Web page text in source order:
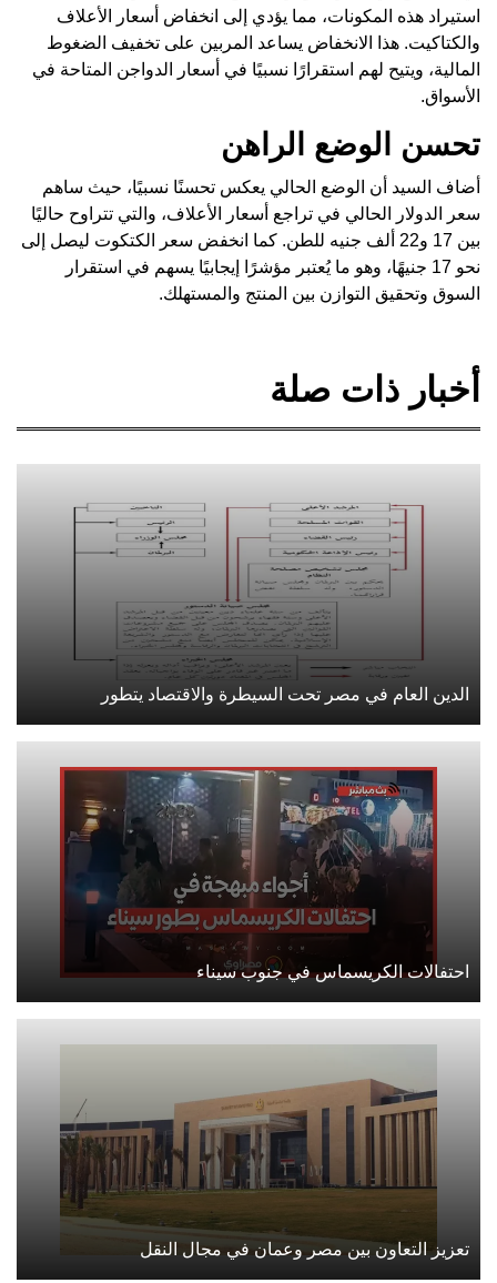
استيراد هذه المكونات، مما يؤدي إلى انخفاض أسعار الأعلاف
والكتاكيت. هذا الانخفاض يساعد المربين على تخفيف الضغوط
المالية، ويتيح لهم استقرارًا نسبيًا في أسعار الدواجن المتاحة في
الأسواق.
تحسن الوضع الراهن
أضاف السيد أن الوضع الحالي يعكس تحسنًا نسبيًا، حيث ساهم
سعر الدولار الحالي في تراجع أسعار الأعلاف، والتي تتراوح حاليًا
بين 17 و22 ألف جنيه للطن. كما انخفض سعر الكتكوت ليصل إلى
نحو 17 جنيهًا، وهو ما يُعتبر مؤشرًا إيجابيًا يسهم في استقرار
السوق وتحقيق التوازن بين المنتج والمستهلك.
أخبار ذات صلة
الدين العام في مصر تحت السيطرة والاقتصاد يتطور
احتفالات الكريسماس في جنوب سيناء
تعزيز التعاون بين مصر وعمان في مجال النقل